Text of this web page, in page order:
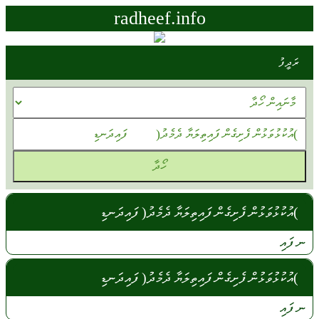
radheef.info
ރަދީފު
)އުކުޅުވަޅުން ފެށިގެން ފައިތިލަޔާ ދެމެދު( ފައިދަނޑި
ނ ފައި
)އުކުޅުވަޅުން ފެށިގެން ފައިތިލަޔާ ދެމެދު( ފައިދަނޑި
ނފައި